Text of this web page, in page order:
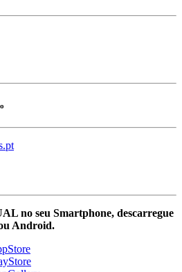
no seu Smartphone, descarregue
Android.